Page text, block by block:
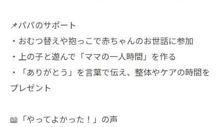
📌パパのサポート
・おむつ替えや抱っこで赤ちゃんのお世話に参加
・上の子と遊んで「ママの一人時間」を作る
・「ありがとう」を言葉で伝え、整体やケアの時間を
プレゼント
📖「やってよかった！」の声